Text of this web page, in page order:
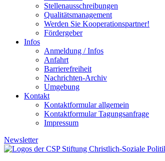
Stellenausschreibungen
Qualitätsmanagement
Werden Sie Kooperationspartner!
Fördergeber
Infos
Anmeldung / Infos
Anfahrt
Barrierefreiheit
Nachrichten-Archiv
Umgebung
Kontakt
Kontaktformular allgemein
Kontaktformular Tagungsanfrage
Impressum
Newsletter